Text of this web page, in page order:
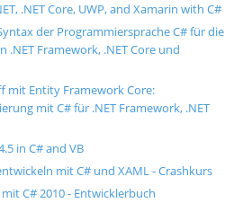
.NET Core, UWP, and Xamarin with C#
der Programmiersprache C# für die
.NET Framework, .NET Core und
mit Entity Framework Core:
mit C# für .NET Framework, .NET
in C# and VB
mit C# und XAML - Crashkurs
C# 2010 - Entwicklerbuch